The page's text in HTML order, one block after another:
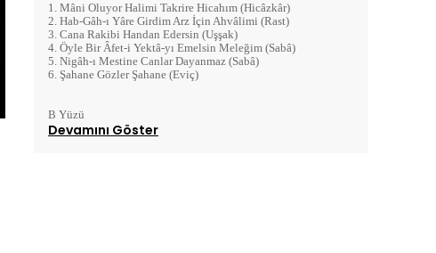
1. Mâni Oluyor Halimi Takrire Hicahım (Hicâzkâr)
2. Hab-Gâh-ı Yâre Girdim Arz İçin Ahvâlimi (Rast)
3. Cana Rakibi Handan Edersin (Uşşak)
4. Öyle Bir Âfet-i Yektâ-yı Emelsin Meleğim (Sabâ)
5. Nigâh-ı Mestine Canlar Dayanmaz (Sabâ)
6. Şahane Gözler Şahane (Eviç)
B Yüzü
Devamını Göster